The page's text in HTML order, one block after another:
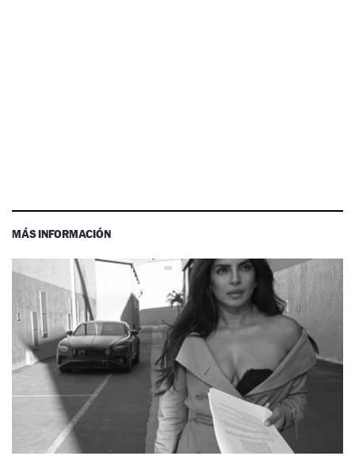
MÁS INFORMACIÓN